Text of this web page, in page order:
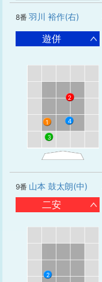
8番 羽川 裕作(右)
遊併
1
2
3
4
9番 山本 鼓太朗(中)
二安
2